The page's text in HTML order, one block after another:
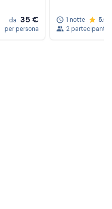
da 35 €
per persona
1 notte
5.0
2 partecipanti